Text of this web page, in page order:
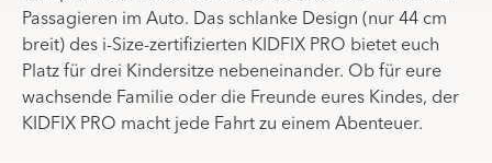
Passagieren im Auto. Das schlanke Design (nur 44 cm
breit) des i-Size-zertifizierten KIDFIX PRO bietet euch
Platz für drei Kindersitze nebeneinander. Ob für eure
wachsende Familie oder die Freunde eures Kindes, der
KIDFIX PRO macht jede Fahrt zu einem Abenteuer.